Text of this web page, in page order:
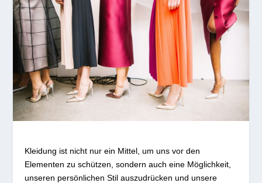
Kleidung ist nicht nur ein Mittel, um uns vor den
Elementen zu schützen, sondern auch eine Möglichkeit,
unseren persönlichen Stil auszudrücken und unsere